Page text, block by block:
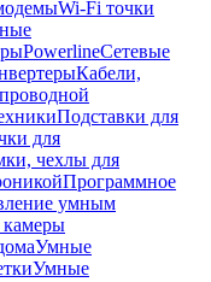
Wi-Fi точки
PowerlineСетевые
Кабели,
Подставки для
для
чехлы для
Программное
умным
Умные
Умные